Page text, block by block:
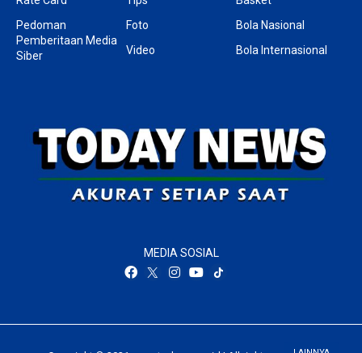
Pedoman
Pemberitaan Media
Siber
Foto
Video
Bola Nasional
Bola Internasional
MEDIA SOSIAL